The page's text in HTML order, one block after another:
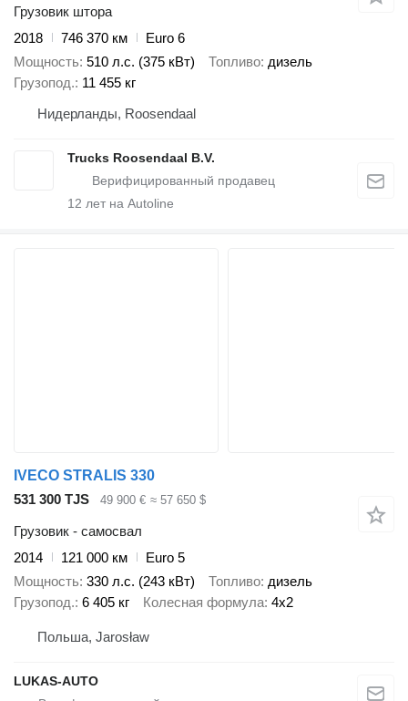
Грузовик штора
2018
746 370 км
Euro 6
Мощность 510 л.с. (375 кВт) Топливо дизель
Грузопод. 11 455 кг
Нидерланды, Roosendaal
Trucks Roosendaal B.V.
12 лет на Autoline
IVECO STRALIS 330
531 300 TJS
49 900 € ≈ 57 650 $
Грузовик - самосвал
2014
121 000 км
Euro 5
Мощность 330 л.с. (243 кВт) Топливо дизель
Грузопод. 6 405 кг Колесная формула 4x2
Польша, Jarosław
LUKAS-AUTO